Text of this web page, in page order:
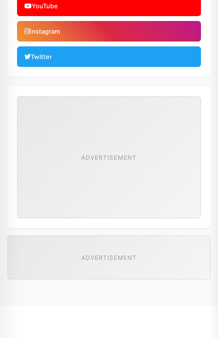
YouTube
Instagram
Twitter
ADVERTISEMENT
ADVERTISEMENT